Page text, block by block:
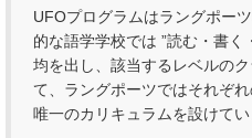
UFOプログラムはラングポー
的な語学学校では ”読む・書
均を出し、該当するレベルの
て、ラングポーツではそれぞ
唯一のカリキュラムを設けてい